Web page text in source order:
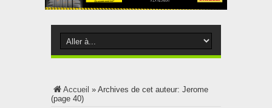
Accueil » Archives de cet auteur: Jerome
(page 40)